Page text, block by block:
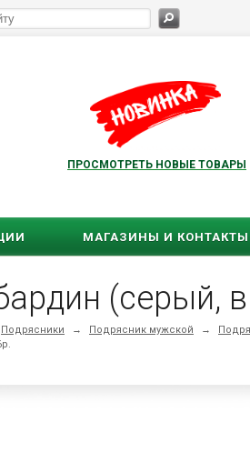
ПРОСМОТРЕТЬ НОВЫЕ ТОВАРЫ
МАГАЗИНЫ И КОНТАКТЫ
(серый,
Подрясники → Подрясник мужской →